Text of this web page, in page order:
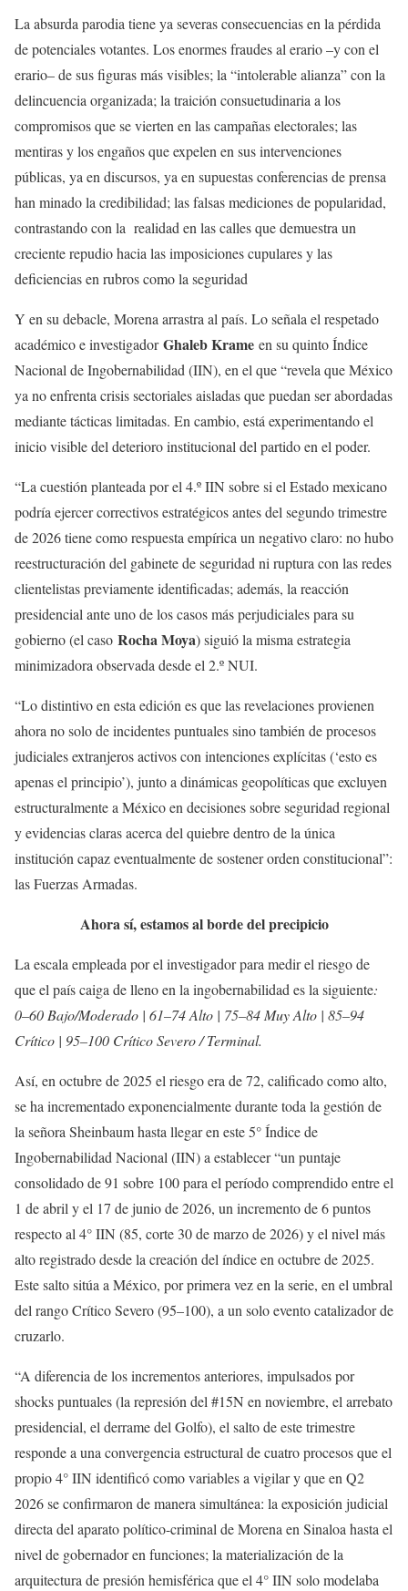
La absurda parodia tiene ya severas consecuencias en la pérdida
de potenciales votantes. Los enormes fraudes al erario –y con el
erario– de sus figuras más visibles; la “intolerable alianza” con la
delincuencia organizada; la traición consuetudinaria a los
compromisos que se vierten en las campañas electorales; las
mentiras y los engaños que expelen en sus intervenciones
públicas, ya en discursos, ya en supuestas conferencias de prensa
han minado la credibilidad; las falsas mediciones de popularidad,
contrastando con la realidad en las calles que demuestra un
creciente repudio hacia las imposiciones cupulares y las
deficiencias en rubros como la seguridad
Y en su debacle, Morena arrastra al país. Lo señala el respetado
académico e investigadorGhaleb Krame en su quinto Índice
Nacional de Ingobernabilidad (IIN), en el que “revela que México
ya no enfrenta crisis sectoriales aisladas que puedan ser abordadas
mediante tácticas limitadas. En cambio, está experimentando el
inicio visible del deterioro institucional del partido en el poder.
“La cuestión planteada por el 4.º IIN sobre si el Estado mexicano
podría ejercer correctivos estratégicos antes del segundo trimestre
de 2026 tiene como respuesta empírica un negativo claro: no hubo
reestructuración del gabinete de seguridad ni ruptura con las redes
clientelistas previamente identificadas; además, la reacción
presidencial ante uno de los casos más perjudiciales para su
gobierno (el caso Rocha Moya) siguió la misma estrategia
minimizadora observada desde el 2.º NUI.
“Lo distintivo en esta edición es que las revelaciones provienen
ahora no solo de incidentes puntuales sino también de procesos
judiciales extranjeros activos con intenciones explícitas (‘esto es
apenas el principio’), junto a dinámicas geopolíticas que excluyen
estructuralmente a México en decisiones sobre seguridad regional
y evidencias claras acerca del quiebre dentro de la única
institución capaz eventualmente de sostener orden constitucional”:
las Fuerzas Armadas.
Ahora sí, estamos al borde del precipicio
La escala empleada por el investigador para medir el riesgo de
que el país caiga de lleno en la ingobernabilidad es la siguiente:
0–60 Bajo/Moderado | 61–74 Alto | 75–84 Muy Alto | 85–94
Crítico | 95–100 Crítico Severo / Terminal.
Así, en octubre de 2025 el riesgo era de 72, calificado como alto,
se ha incrementado exponencialmente durante toda la gestión de
la señora Sheinbaum hasta llegar en este 5° Índice de
Ingobernabilidad Nacional (IIN) a establecer “un puntaje
consolidado de 91 sobre 100 para el período comprendido entre el
1 de abril y el 17 de junio de 2026, un incremento de 6 puntos
respecto al 4° IIN (85, corte 30 de marzo de 2026) y el nivel más
alto registrado desde la creación del índice en octubre de 2025.
Este salto sitúa a México, por primera vez en la serie, en el umbral
del rango Crítico Severo (95–100), a un solo evento catalizador de
cruzarlo.
“A diferencia de los incrementos anteriores, impulsados por
shocks puntuales (la represión del #15N en noviembre, el arrebato
presidencial, el derrame del Golfo), el salto de este trimestre
responde a una convergencia estructural de cuatro procesos que el
propio 4° IIN identificó como variables a vigilar y que en Q2
2026 se confirmaron de manera simultánea: la exposición judicial
directa del aparato político-criminal de Morena en Sinaloa hasta el
nivel de gobernador en funciones; la materialización de la
arquitectura de presión hemisférica que el 4° IIN solo modelaba